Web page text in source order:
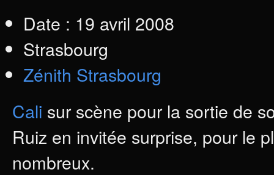
Date : 19 avril 2008
Strasbourg
Zénith Strasbourg
Cali sur scène pour la sortie de
Ruiz en invitée surprise, pour le
nombreux.